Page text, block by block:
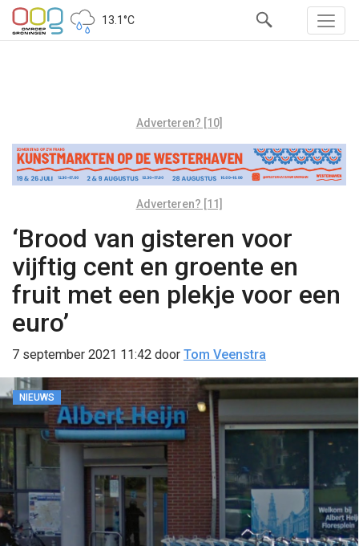
13.1°C
Adverteren? [10]
Adverteren? [11]
‘Brood van gisteren voor
vijftig cent en groente en
fruit met een plekje voor een
euro’
7 september 2021 11:42 door Tom Veenstra
NIEUWS